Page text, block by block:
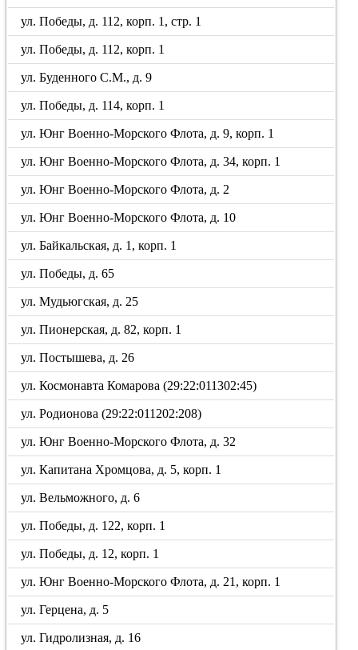
ул. Победы, д. 112, корп. 1, стр. 1
ул. Победы, д. 112, корп. 1
ул. Буденного С.М., д. 9
ул. Победы, д. 114, корп. 1
ул. Юнг Военно-Морского Флота, д. 9, корп. 1
ул. Юнг Военно-Морского Флота, д. 34, корп. 1
ул. Юнг Военно-Морского Флота, д. 2
ул. Юнг Военно-Морского Флота, д. 10
ул. Байкальская, д. 1, корп. 1
ул. Победы, д. 65
ул. Мудьюгская, д. 25
ул. Пионерская, д. 82, корп. 1
ул. Постышева, д. 26
ул. Космонавта Комарова (29:22:011302:45)
ул. Родионова (29:22:011202:208)
ул. Юнг Военно-Морского Флота, д. 32
ул. Капитана Хромцова, д. 5, корп. 1
ул. Вельможного, д. 6
ул. Победы, д. 122, корп. 1
ул. Победы, д. 12, корп. 1
ул. Юнг Военно-Морского Флота, д. 21, корп. 1
ул. Герцена, д. 5
ул. Гидролизная, д. 16